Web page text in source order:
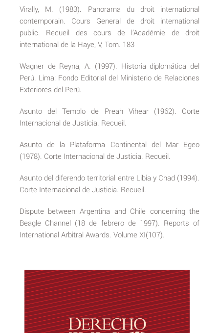
Virally, M. (1983). Panorama du droit international
contemporain. Cours General de droit international
public. Recueil des cours de l’Académie de droit
international de la Haye, V, Tom. 183
Wagner de Reyna, A. (1997). Historia diplomática del
Perú. Lima: Fondo Editorial del Ministerio de Relaciones
Exteriores del Perú.
Asunto del Templo de Preah Vihear (1962). Corte
Internacional de Justicia. Recueil.
Asunto de la Plataforma Continental del Mar Egeo
(1978). Corte Internacional de Justicia. Recueil.
Asunto del diferendo territorial entre Libia y Chad (1994).
Corte Internacional de Justicia. Recueil.
Dispute between Argentina and Chile concerning the
Beagle Channel (18 de febrero de 1997). Reports of
International Arbitral Awards. Volume XI(107).